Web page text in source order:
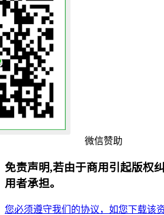
微信赞助
免责声明,若由于商用引起版权
用者承担。
您必须遵守我们的协议，如您下载该